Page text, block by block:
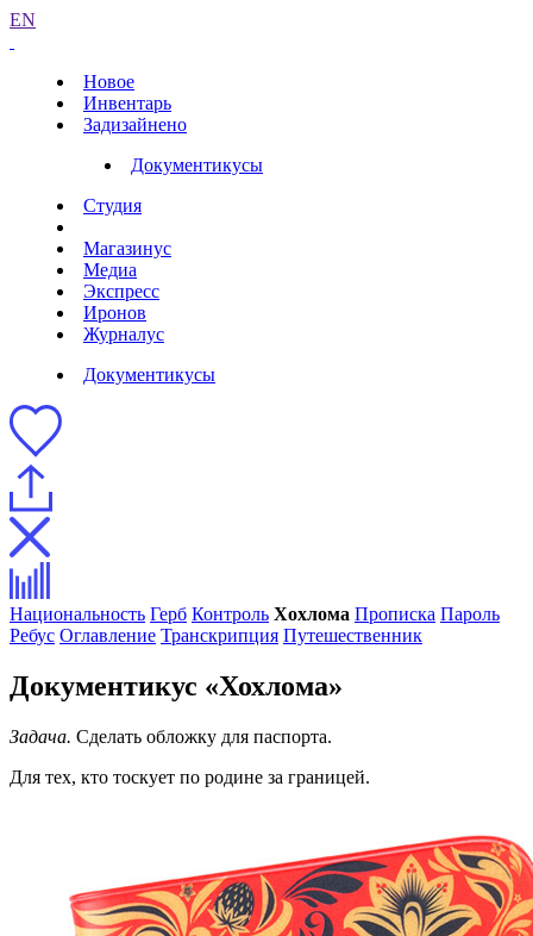
EN
Новое
Инвентарь
Задизайнено
Документикусы
Студия
Магазинус
Медиа
Экспресс
Иронов
Журналус
Документикусы
Национальность Герб Контроль Хохлома Прописка Пароль
Ребус Оглавление Транскрипция Путешественник
Документикус «Хохлома»
Задача. Сделать обложку для паспорта.
Для тех, кто тоскует по родине за границей.